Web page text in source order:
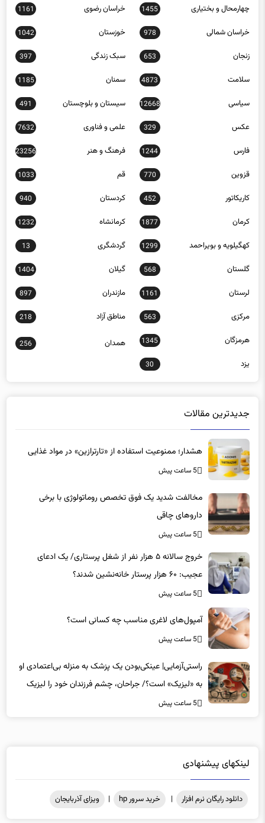
خراسان شمالی 978 خوزستان 1042
زنجان 653 سبک زندگی 397
سلامت 4873 سمنان 1185
سیاسی 12668 سیستان و بلوچستان 491
عکس 329 علمی و فناوری 7632
فارس 1244 فرهنگ و هنر 23256
قزوین 770 قم 1033
کاریکاتور 452 کردستان 940
کرمان 1877 کرمانشاه 1232
کهگیلویه و بویراحمد 1299 گردشگری 13
گلستان 568 گیلان 1404
لرستان 1161 مازندران 897
مرکزی 563 مناطق آزاد 218
هرمزگان 1345
256
یزد 30
هشدار؛ ممنوعیت استفاده از «تارترازین» در مواد غذایی
5 ساعت پیش
داروهای چاقی
5 ساعت پیش
عجیب: ۶۰ هزار پرستار خانه‌نشین شدند؟
5 ساعت پیش
5 ساعت پیش
به «لیزیک» است؟/ جراحان، چشم فرزندان خود را لیزیک
می‌کنند؟
5 ساعت پیش
دانلود رایگان نرم افزار